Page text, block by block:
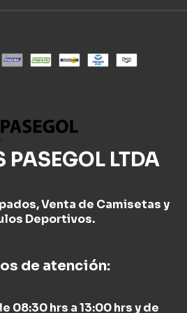
PASEGOL LTDA
Venta de Camisetas y
Deportivos.
de atención:
08:30 hrs a 13:00 hrs y de